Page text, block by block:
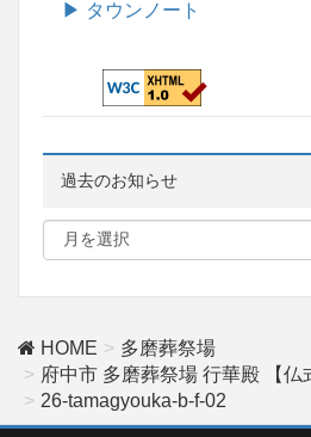
▶ タウンノート
過去のお知らせ
HOME
多磨葬祭場
府中市 多磨葬祭場 行華殿 【
26-tamagyouka-b-f-02